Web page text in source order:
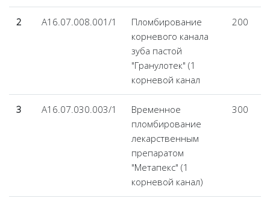
2 А16.07.008.001/1
Пломбирование
корневого канала
зуба пастой
"Гранулотек" (1
корневой канал
200
3 А16.07.030.003/1
Временное
пломбирование
лекарственным
препаратом
"Метапекс" (1
корневой канал)
300